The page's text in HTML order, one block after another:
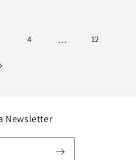
4 … 12
Newsletter